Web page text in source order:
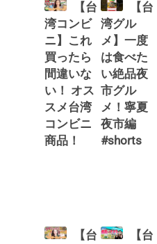
【台
湾コンビ
ニ】これ
買ったら
間違いな
い！ オス
スメ台湾
コンビニ
商品！
【台
湾グル
メ】一度
は食べた
い絶品夜
市グル
メ！寧夏
夜市編
#shorts
【台 【台